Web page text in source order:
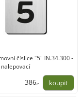
číslice "5" IN.34.300 -
386,-